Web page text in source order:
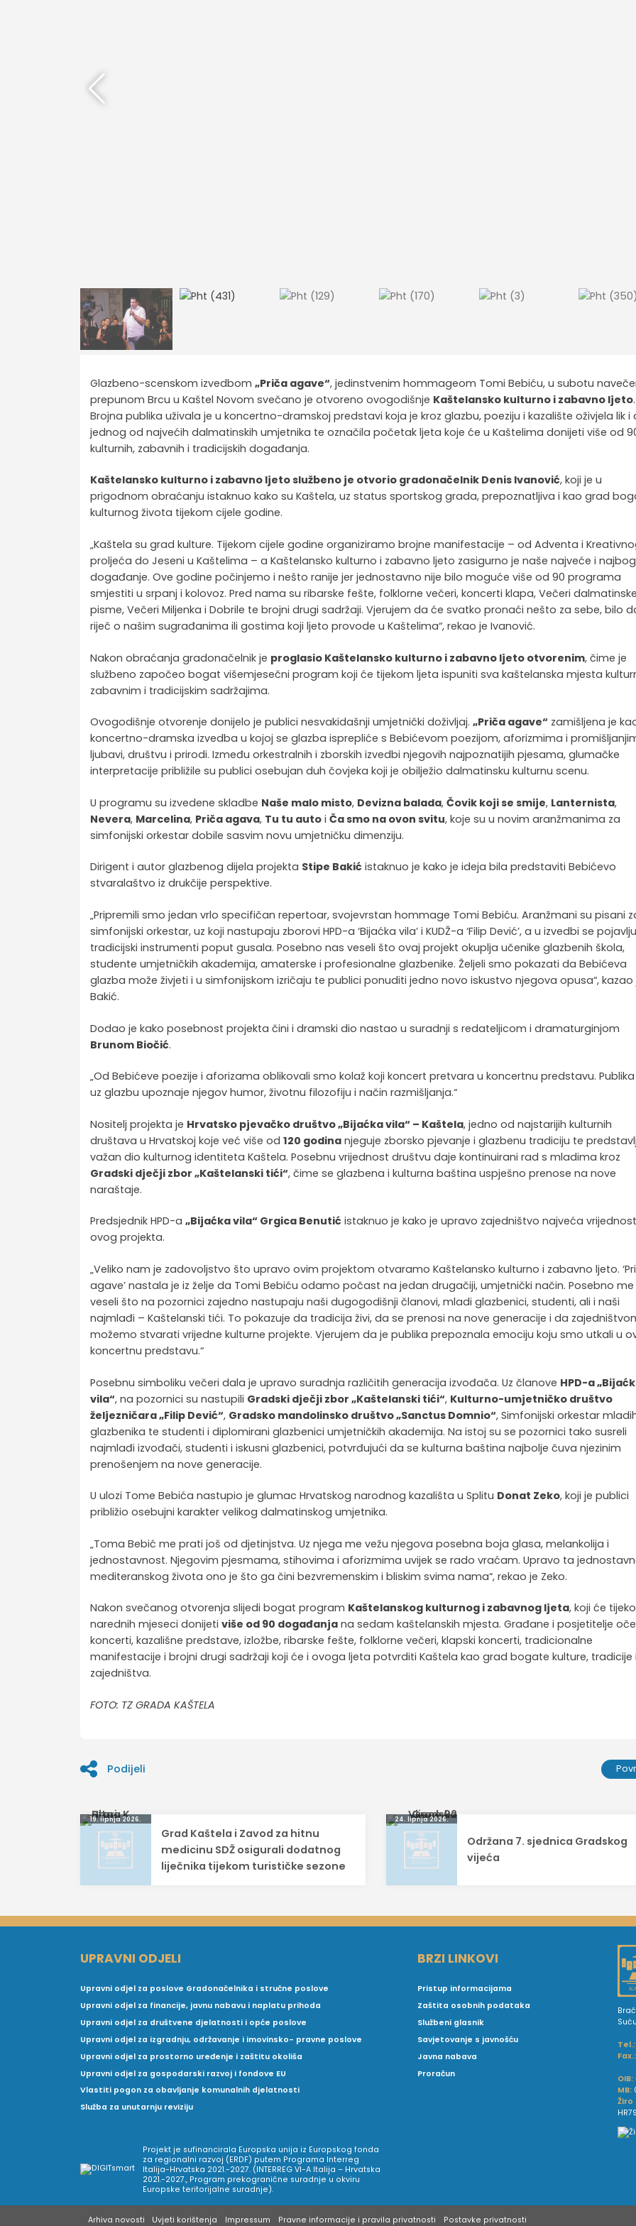
Glazbeno-scenskom izvedbom„Priča agave“, jedinstvenim hommageom Tomi Bebiću, u subotu
prepunom Brcu u Kaštel Novom svečano je otvoreno ovogodišnje Kaštelansko kulturno i zabavno ljeto.
Brojna publika uživala je u koncertno-dramskoj predstavi koja je kroz glazbu, poeziju i kazalište oživjela lik i
jednog od najvećih dalmatinskih umjetnika te označila početak ljeta koje će u Kaštelima donijeti više od
kulturnih, zabavnih i tradicijskih događanja.
Kaštelansko kulturno i zabavno ljeto službeno je otvorio gradonačelnik Denis Ivanović, koji je u
prigodnom obraćanju istaknuo kako su Kaštela, uz status sportskog grada, prepoznatljiva i kao grad
kulturnog života tijekom cijele godine.
„Kaštela su grad kulture. Tijekom cijele godine organiziramo brojne manifestacije – od Adventa i
proljeća do Jeseni u Kaštelima – a Kaštelansko kulturno i zabavno ljeto zasigurno je naše najveće i
događanje. Ove godine počinjemo i nešto ranije jer jednostavno nije bilo moguće više od 90 programa
smjestiti u srpanj i kolovoz. Pred nama su ribarske fešte, folklorne večeri, koncerti klapa, Večeri dalmatinske
pisme, Večeri Miljenka i Dobrile te brojni drugi sadržaji. Vjerujem da će svatko pronaći nešto za sebe, bilo
riječ o našim sugrađanima ili gostima koji ljeto provode u Kaštelima“, rekao je Ivanović.
Nakon obraćanja gradonačelnik je proglasio Kaštelansko kulturno i zabavno ljeto otvorenim, čime je
službeno započeo bogat višemjesečni program koji će tijekom ljeta ispuniti sva kaštelanska mjesta
zabavnim i tradicijskim sadržajima.
Ovogodišnje otvorenje donijelo je publici nesvakidašnji umjetnički doživljaj.„Priča agave“ zamišljena je
koncertno-dramska izvedba u kojoj se glazba isprepliće s Bebićevom poezijom, aforizmima i
ljubavi, društvu i prirodi. Između orkestralnih i zborskih izvedbi njegovih najpoznatijih pjesama, glumačke
interpretacije približile su publici osebujan duh čovjeka koji je obilježio dalmatinsku kulturnu scenu.
U programu su izvedene skladbe Naše malo misto, Devizna balada,Čovik koji se smije, Lanternista,
Nevera, Marcelina, Priča agava, Tu tu auto iČa smo na ovon svitu, koje su u novim aranžmanima za
simfonijski orkestar dobile sasvim novu umjetničku dimenziju.
Dirigent i autor glazbenog dijela projekta Stipe Bakić istaknuo je kako je ideja bila predstaviti Bebićevo
stvaralaštvo iz drukčije perspektive.
„Pripremili smo jedan vrlo specifičan repertoar, svojevrstan hommage Tomi Bebiću. Aranžmani su pisani
simfonijski orkestar, uz koji nastupaju zborovi HPD-a ‘Bijaćka vila’ i KUDŽ-a ‘Filip Dević’, a u izvedbi se
tradicijski instrumenti poput gusala. Posebno nas veseli što ovaj projekt okuplja učenike glazbenih škola,
studente umjetničkih akademija, amaterske i profesionalne glazbenike. Željeli smo pokazati da Bebićeva
glazba može živjeti i u simfonijskom izričaju te publici ponuditi jedno novo iskustvo njegova opusa“, kazao
Bakić.
Dodao je kako posebnost projekta čini i dramski dio nastao u suradnji s redateljicom i dramaturginjom
Brunom Biočić.
„Od Bebićeve poezije i aforizama oblikovali smo kolaž koji koncert pretvara u koncertnu predstavu.
uz glazbu upoznaje njegov humor, životnu filozofiju i način razmišljanja.“
Nositelj projekta je Hrvatsko pjevačko društvo „Bijaćka vila“ – Kaštela, jedno od najstarijih kulturnih
društava u Hrvatskoj koje već više od120 godina njeguje zborsko pjevanje i glazbenu tradiciju te
važan dio kulturnog identiteta Kaštela. Posebnu vrijednost društvu daje kontinuirani rad s mladima kroz
Gradski dječji zbor „Kaštelanski tići“, čime se glazbena i kulturna baština uspješno prenose na nove
naraštaje.
Predsjednik HPD-a„Bijaćka vila“ Grgica Benutić istaknuo je kako je upravo zajedništvo najveća vrijednost
ovog projekta.
„Veliko nam je zadovoljstvo što upravo ovim projektom otvaramo Kaštelansko kulturno i zabavno ljeto.
agave’ nastala je iz želje da Tomi Bebiću odamo počast na jedan drugačiji, umjetnički način. Posebno me
veseli što na pozornici zajedno nastupaju naši dugogodišnji članovi, mladi glazbenici, studenti, ali i naši
najmlađi – Kaštelanski tići. To pokazuje da tradicija živi, da se prenosi na nove generacije i da
možemo stvarati vrijedne kulturne projekte. Vjerujem da je publika prepoznala emociju koju smo utkali u
koncertnu predstavu.“
Posebnu simboliku večeri dala je upravo suradnja različitih generacija izvođača. Uz članove HPD-a
vila“, na pozornici su nastupili Gradski dječji zbor „Kaštelanski tići“, Kulturno-umjetničko društvo
željezničara „Filip Dević“, Gradsko mandolinsko društvo „Sanctus Domnio“, Simfonijski orkestar
glazbenika te studenti i diplomirani glazbenici umjetničkih akademija. Na istoj su se pozornici tako susreli
najmlađi izvođači, studenti i iskusni glazbenici, potvrđujući da se kulturna baština najbolje čuva njezinim
prenošenjem na nove generacije.
U ulozi Tome Bebića nastupio je glumac Hrvatskog narodnog kazališta u Splitu Donat Zeko, koji je publici
približio osebujni karakter velikog dalmatinskog umjetnika.
„Toma Bebić me prati još od djetinjstva. Uz njega me vežu njegova posebna boja glasa, melankolija i
jednostavnost. Njegovim pjesmama, stihovima i aforizmima uvijek se rado vraćam. Upravo ta
mediteranskog života ono je što ga čini bezvremenskim i bliskim svima nama“, rekao je Zeko.
Nakon svečanog otvorenja slijedi bogat program Kaštelanskog kulturnog i zabavnog ljeta, koji će
narednih mjeseci donijetiviše od 90 događanja na sedam kaštelanskih mjesta. Građane i posjetitelje
koncerti, kazališne predstave, izložbe, ribarske fešte, folklorne večeri, klapski koncerti, tradicionalne
manifestacije i brojni drugi sadržaji koji će i ovoga ljeta potvrditi Kaštela kao grad bogate kulture, tradicije i
zajedništva.
FOTO: TZ GRADA KAŠTELA
Podijeli
Navigacija
objava
19. lipnja 2026.
Grad Kaštela i Zavod za hitnu
medicinu SDŽ osigurali dodatnog
liječnika tijekom turističke sezone
24. lipnja 2026.
Održana 7. sjednica Gradskog
vijeća
UPRAVNI ODJELI
Upravni odjel za poslove Gradonačelnika i stručne poslove
Upravni odjel za financije, javnu nabavu i naplatu prihoda
Upravni odjel za društvene djelatnosti i opće poslove
Upravni odjel za izgradnju, održavanje i imovinsko- pravne poslove
Upravni odjel za prostorno uređenje i zaštitu okoliša
Upravni odjel za gospodarski razvoj i fondove EU
Vlastiti pogon za obavljanje komunalnih djelatnosti
Služba za unutarnju reviziju
BRZI LINKOVI
Pristup informacijama
Zaštita osobnih podataka
Službeni glasnik
Savjetovanje s javnošću
Javna nabava
Proračun
Tel.:
Fax.:
OIB:
MB:
Žiro
Projekt je sufinancirala Europska unija iz Europskog fonda
za regionalni razvoj (ERDF) putem Programa Interreg
Italija-Hrvatska 2021.-2027. (INTERREG VI-A Italija – Hrvatska
2021.-2027., Program prekogranične suradnje u okviru
Europske teritorijalne suradnje).
Arhiva novosti Uvjeti korištenja Impressum Pravne informacije i pravila privatnosti Postavke privatnosti